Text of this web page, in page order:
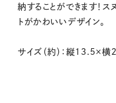
納することができます！
トがかわいいデザイン。
サイズ（約）：縦13.5×